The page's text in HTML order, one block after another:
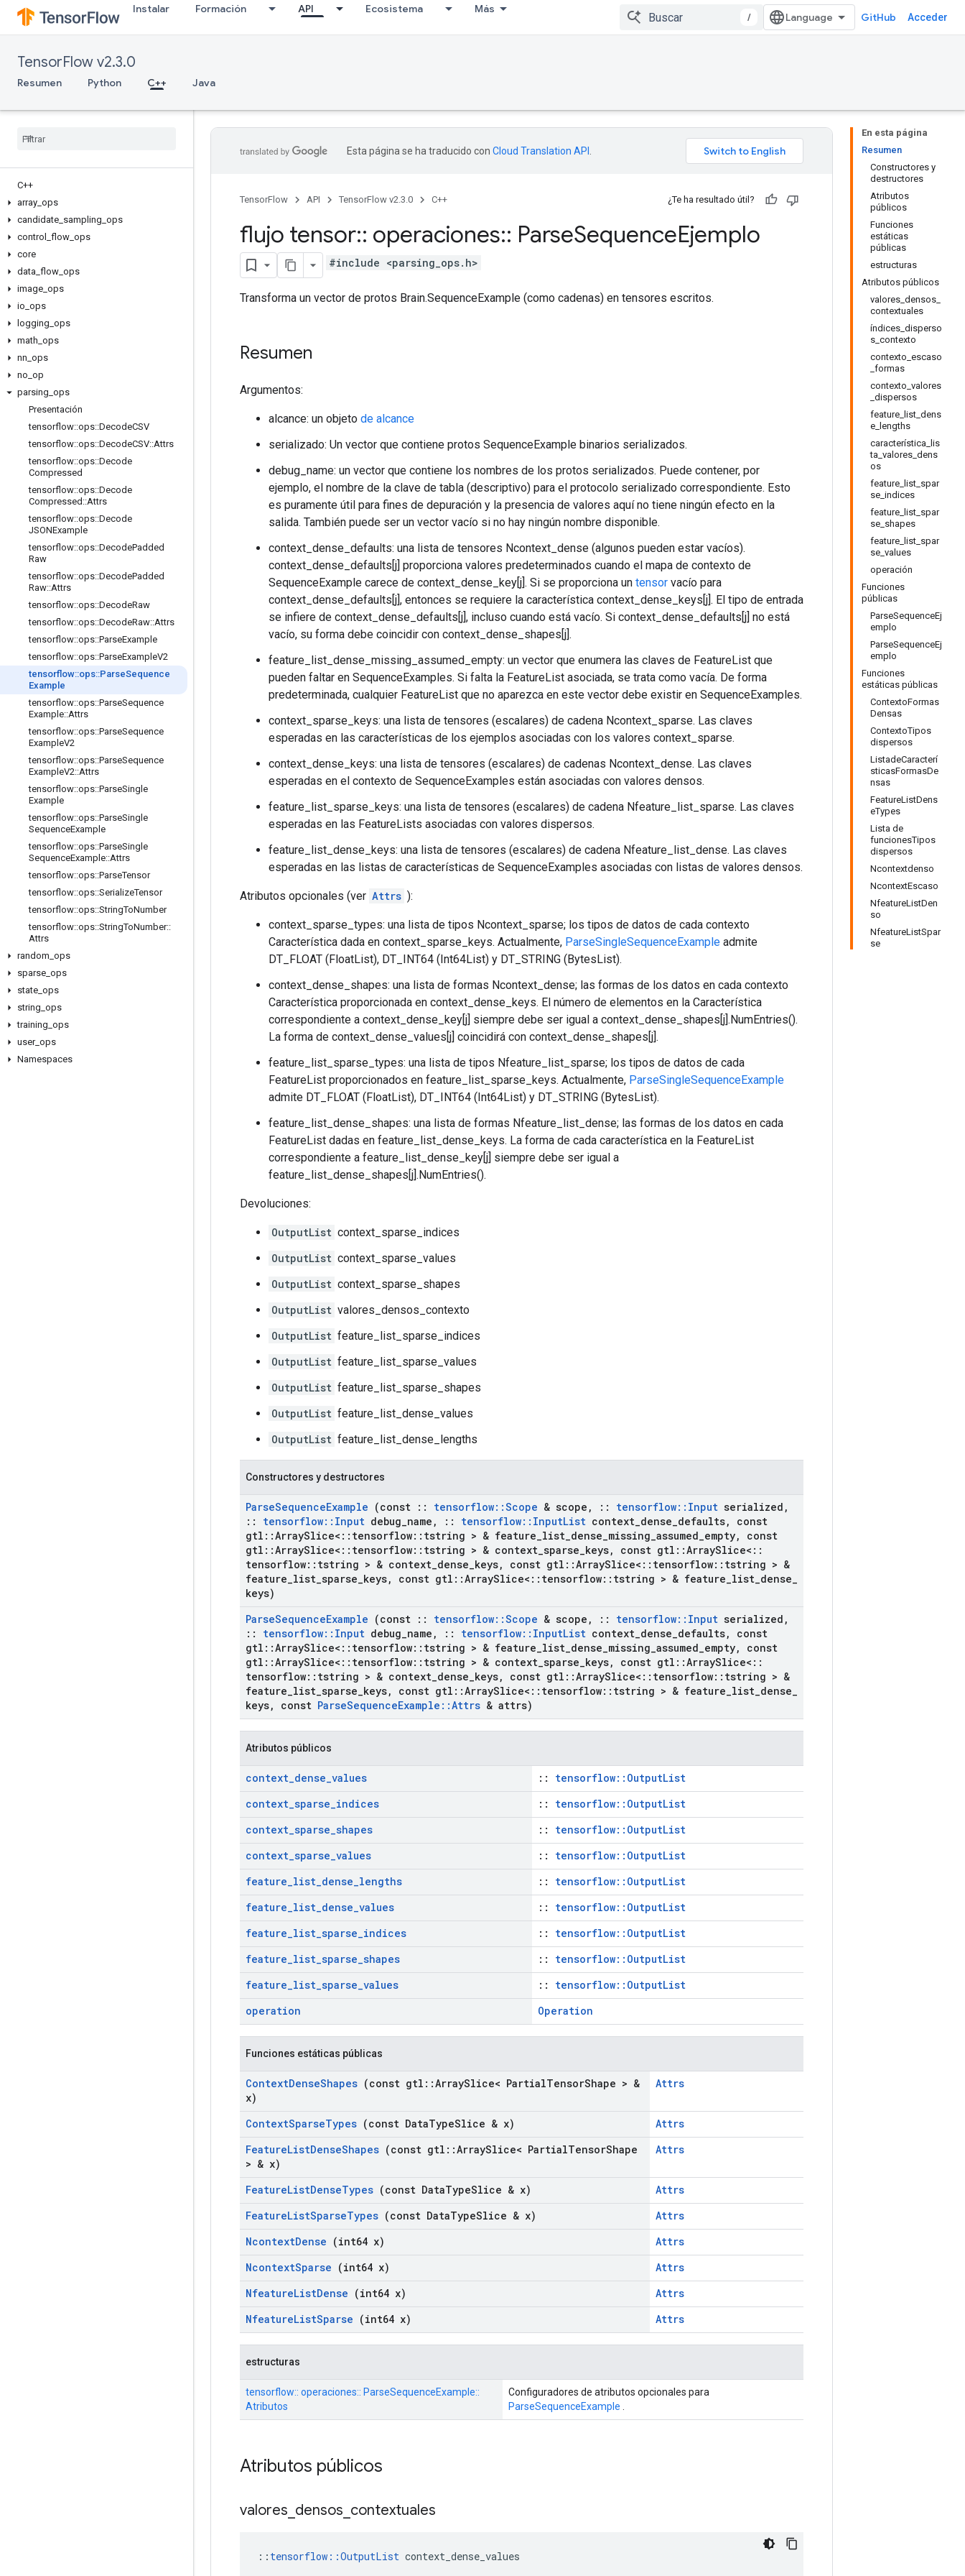
Instalar Formación API Ecosistema Más
/ GitHub Acceder
TensorFlow v2.3.0
Resumen Python C++ Java
C++
array ops
candidate sampling ops
control
flow ops
core
data flow ops
image ops
io ops
logging ops
math ops
nn ops
no op
parsing ops
Presentación
tensorflow::ops::DecodeCSV
tensorflow::ops::DecodeCSV::Attrs
tensorflow::ops::Decode
Compressed
tensorflow::ops::Decode
Compressed ::Attrs
tensorflow::ops::Decode
JSONExample
tensorflow::ops::DecodePadded
Raw
tensorflow::ops::DecodePadded
Raw::Attrs
tensorflow::ops::DecodeRaw
tensorflow::ops::DecodeRaw::Attrs
tensorflow::ops::ParseExample
tensorflow::ops::ParseExampleV2
tensorflow::ops::ParseSequence
Example
tensorflow::ops::ParseSequence
Example::Attrs
tensorflow::ops::ParseSequence
ExampleV2
tensorflow::ops::ParseSequence
ExampleV2::Attrs
tensorflow::ops::ParseSingle
Example
tensorflow::ops::ParseSingle
SequenceExample
tensorflow::ops::ParseSingle
SequenceExample::Attrs
tensorflow::ops::ParseTensor
tensorflow::ops::SerializeTensor
tensorflow::ops::StringToNumber
tensorflow::ops::StringToNumber::
Attrs
random ops
sparse ops
state ops
string ops
training ops
user_ ops
Namespaces
En esta página
Resumen
Constructores y
destructores
Atributos
públicos
Funciones
estáticas
públicas
estructuras
Atributos públicos
valores_densos_
contextuales
índices_disperso
s_contexto
contexto_escaso
_formas
contexto_valores
_dispersos
feature_list_dens
e_lengths
característica_lis
ta_valores_dens
os
feature_list_spar
se_indices
feature_list_spar
se_shapes
feature_list_spar
se_values
operación
Funciones
públicas
ParseSequenceEj
emplo
ParseSequenceEj
emplo
Funciones
estáticas públicas
ContextoFormas
Densas
ContextoTipos
dispersos
ListadeCaracterí
sticasFormasDe
nsas
FeatureListDens
eTypes
Lista de
funcionesTipos
dispersos
Ncontextdenso
NcontextEscaso
NfeatureListDen
so
NfeatureListSpar
se
Esta página se ha traducido con Cloud Translation API
TensorFlow API TensorFlow v2.3.0 C++ ¿Te ha resultado útil?
flujo tensor:: operaciones:: ParseSequenceEjemplo
#include <parsing_ops.h>
Transforma un vector de protos Brain.SequenceExample (como cadenas) en tensores escritos.
Resumen
Argumentos:
alcance: un objeto de alcance
serializado: Un vector que contiene protos SequenceExample binarios serializados.
debug_name: un vector que contiene los nombres de los protos serializados. Puede contener, por
ejemplo, el nombre de la clave de tabla (descriptivo) para el protocolo serializado correspondiente. Esto
es puramente útil para fines de depuración y la presencia de valores aquí no tiene ningún efecto en la
salida. También puede ser un vector vacío si no hay ningún nombre disponible.
context_dense_defaults: una lista de tensores Ncontext_dense (algunos pueden estar vacíos).
context_dense_defaults[j] proporciona valores predeterminados cuando el mapa de contexto de
SequenceExample carece de context_dense_key[j]. Si se proporciona un tensor vacío para
context_dense_defaults[j], entonces se requiere la característica context_dense_keys[j]. El tipo de entrada
se infiere de context_dense_defaults[j], incluso cuando está vacío. Si context_dense_defaults[j] no está
vacío, su forma debe coincidir con context_dense_shapes[j].
feature_list_dense_missing_assumed_empty: un vector que enumera las claves de FeatureList que
pueden faltar en SequenceExamples. Si falta la FeatureList asociada, se trata como vacía. De forma
predeterminada, cualquier FeatureList que no aparezca en este vector debe existir en SequenceExamples.
context_sparse_keys: una lista de tensores (escalares) de cadena Ncontext_sparse. Las claves
esperadas en las características de los ejemplos asociadas con los valores context_sparse.
context_dense_keys: una lista de tensores (escalares) de cadenas Ncontext_dense. Las claves
esperadas en el contexto de SequenceExamples están asociadas con valores densos.
feature_list_sparse_keys: una lista de tensores (escalares) de cadena Nfeature_list_sparse. Las claves
esperadas en las FeatureLists asociadas con valores dispersos.
feature_list_dense_keys: una lista de tensores (escalares) de cadena Nfeature_list_dense. Las claves
esperadas en las listas de características de SequenceExamples asociadas con listas de valores densos.
Atributos opcionales (ver Attrs ):
context_sparse_types: una lista de tipos Ncontext_sparse; los tipos de datos de cada contexto
Característica dada en context_sparse_keys. Actualmente, ParseSingleSequenceExample admite
DT_FLOAT (FloatList), DT_INT64 (Int64List) y DT_STRING (BytesList).
context_dense_shapes: una lista de formas Ncontext_dense; las formas de los datos en cada contexto
Característica proporcionada en context_dense_keys. El número de elementos en la Característica
correspondiente a context_dense_key[j] siempre debe ser igual a context_dense_shapes[j].NumEntries().
La forma de context_dense_values[j] coincidirá con context_dense_shapes[j].
feature_list_sparse_types: una lista de tipos Nfeature_list_sparse; los tipos de datos de cada
FeatureList proporcionados en feature_list_sparse_keys. Actualmente, ParseSingleSequenceExample
admite DT_FLOAT (FloatList), DT_INT64 (Int64List) y DT_STRING (BytesList).
feature_list_dense_shapes: una lista de formas Nfeature_list_dense; las formas de los datos en cada
FeatureList dadas en feature_list_dense_keys. La forma de cada característica en la FeatureList
correspondiente a feature_list_dense_key[j] siempre debe ser igual a
feature_list_dense_shapes[j].NumEntries().
Devoluciones:
OutputList context_sparse_indices
OutputList context_sparse_values
OutputList context_sparse_shapes
OutputList valores_densos_contexto
OutputList feature_list_sparse_indices
OutputList feature_list_sparse_values
OutputList feature_list_sparse_shapes
OutputList feature_list_dense_values
OutputList feature_list_dense_lengths
Constructores y destructores
ParseSequenceExample (const :: tensorflow::Scope & scope , :: tensorflow:: Input serialized ,
::
tensorflow:: Input debug name , :: tensorflow:: InputList context dense defaults,
const
gtl ::ArraySlice< :: tensorflow:: tstring > & feature list dense missing assumed empty,
const
gtl ::ArraySlice< :: tensorflow:: tstring > & context sparse keys, const gtl ::ArraySlice< ::
tensorflow:: tstring > & context dense keys, const gtl ::ArraySlice< :: tensorflow:: tstring > &
feature list sparse keys, const gtl ::ArraySlice< :: tensorflow:: tstring > & feature list dense
keys)
ParseSequenceExample (const :: tensorflow::Scope & scope , :: tensorflow:: Input serialized ,
::
tensorflow:: Input debug name , :: tensorflow:: InputList context dense defaults,
const
gtl ::ArraySlice< :: tensorflow:: tstring > & feature list dense missing assumed empty,
const
gtl ::ArraySlice< :: tensorflow:: tstring > & context sparse keys, const gtl ::ArraySlice< ::
tensorflow:: tstring > & context dense keys, const gtl ::ArraySlice< :: tensorflow:: tstring > &
feature list sparse keys, const gtl ::ArraySlice< :: tensorflow:: tstring > & feature list dense
keys, const ParseSequenceExample ::Attrs & attrs)
Atributos públicos
context_dense_values :: tensorflow::OutputList
context_sparse_indices :: tensorflow::OutputList
context_sparse_shapes :: tensorflow::OutputList
context_sparse_values :: tensorflow::OutputList
feature_list_dense_lengths :: tensorflow::OutputList
feature_list_dense_values :: tensorflow::OutputList
feature_list_sparse_indices :: tensorflow::OutputList
feature_list_sparse_shapes :: tensorflow::OutputList
feature_list_sparse_values :: tensorflow::OutputList
operation
Operation
Funciones estáticas públicas
ContextDenseShapes (const gtl ::ArraySlice< PartialTensorShape > &
x)
Attrs
ContextSparseTypes (const DataTypeSlice & x)
Attrs
FeatureListDenseShapes (const gtl ::ArraySlice< PartialTensorShape
> & x)
Attrs
FeatureListDenseTypes (const DataTypeSlice & x)
Attrs
FeatureListSparseTypes (const DataTypeSlice & x)
Attrs
NcontextDense (int64 x)
Attrs
NcontextSparse (int64 x)
Attrs
NfeatureListDense (int64 x)
Attrs
NfeatureListSparse (int64 x) Attrs
estructuras
tensorflow:: operaciones:: ParseSequenceExample::
Atributos
Configuradores de atributos opcionales para
ParseSequenceExample
Atributos públicos
valores densos contextuales
:: tensorflow::OutputList context_dense_values